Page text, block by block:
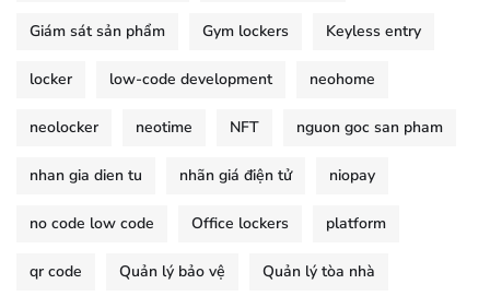
Giám sát sản phẩm Gym lockers Keyless entry
locker low-code development neohome
neolocker neotime NFT nguon goc san pham
nhan gia dien tu nhãn giá điện tử niopay
no code low code Office lockers platform
qr code Quản lý bảo vệ Quản lý tòa nhà